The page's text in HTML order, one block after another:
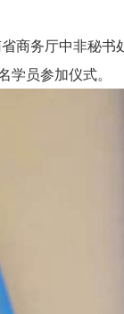
商务厅中非秘书
员参加仪式。